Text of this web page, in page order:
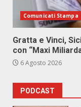
Comunicati Stampa
Gratta e Vinci,
con “Maxi
6 Agosto 2026
PODCAST